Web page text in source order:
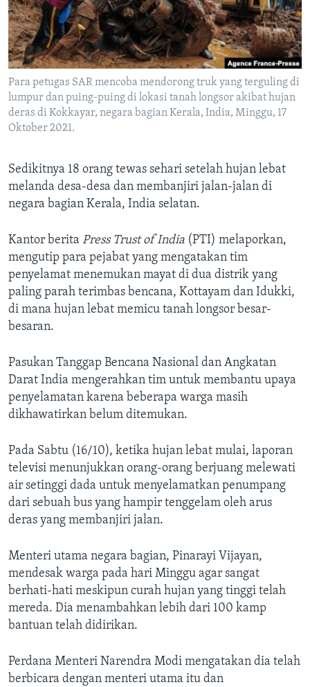
Para petugas SAR mencoba mendorong truk yang terguling di
lumpur dan puing-puing di lokasi tanah longsor akibat hujan
deras di Kokkayar, negara bagian Kerala, India, Minggu, 17
Oktober 2021.
Sedikitnya 18 orang tewas sehari setelah hujan lebat
melanda desa-desa dan membanjiri jalan-jalan di
negara bagian Kerala, India selatan.
Kantor berita Press Trust of India (PTI) melaporkan,
mengutip para pejabat yang mengatakan tim
penyelamat menemukan mayat di dua distrik yang
paling parah terimbas bencana, Kottayam dan Idukki,
di mana hujan lebat memicu tanah longsor besar-
besaran.
Pasukan Tanggap Bencana Nasional dan Angkatan
Darat India mengerahkan tim untuk membantu upaya
penyelamatan karena beberapa warga masih
dikhawatirkan belum ditemukan.
Pada Sabtu (16/10), ketika hujan lebat mulai, laporan
televisi menunjukkan orang-orang berjuang melewati
air setinggi dada untuk menyelamatkan penumpang
dari sebuah bus yang hampir tenggelam oleh arus
deras yang membanjiri jalan.
Menteri utama negara bagian, Pinarayi Vijayan,
mendesak warga pada hari Minggu agar sangat
berhati-hati meskipun curah hujan yang tinggi telah
mereda. Dia menambahkan lebih dari 100 kamp
bantuan telah didirikan.
Perdana Menteri Narendra Modi mengatakan dia telah
berbicara dengan menteri utama itu dan